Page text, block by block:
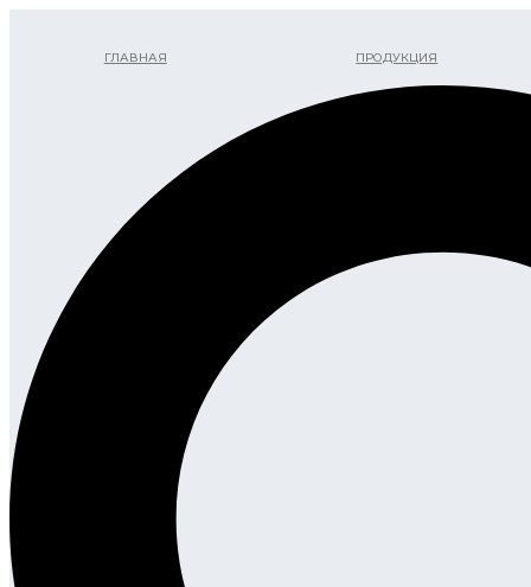
содержимомуГЛАВНАЯ ПРОДУКЦИЯ